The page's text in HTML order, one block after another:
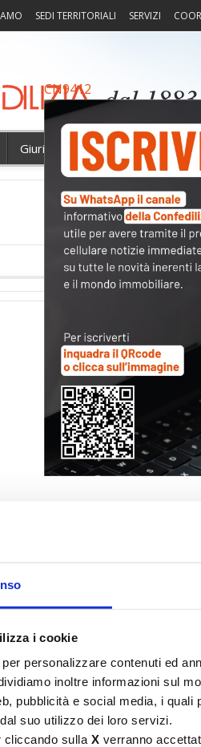
i cookie
personalizzare contenuti ed
inoltre informazioni sul
pubblicità e social media, i
suo utilizzo dei loro servizi.
cliccando sulla X verranno
SEDI TERRITORIALI SERVIZI
Giurisprudenza Fisco
CN9412